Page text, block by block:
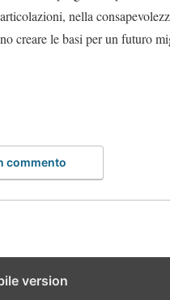
nella
creare le basi per un futuro
commento
version